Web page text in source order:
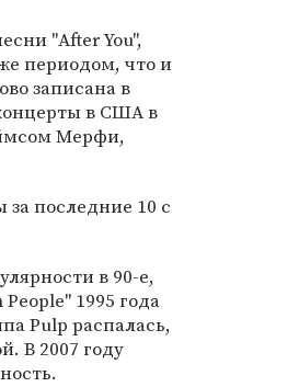
"After You",
периодом, что и
записана в
в США в
Мерфи,
за последние 10 с
в 90-е,
1995 года
Pulp распалась,
В 2007 году